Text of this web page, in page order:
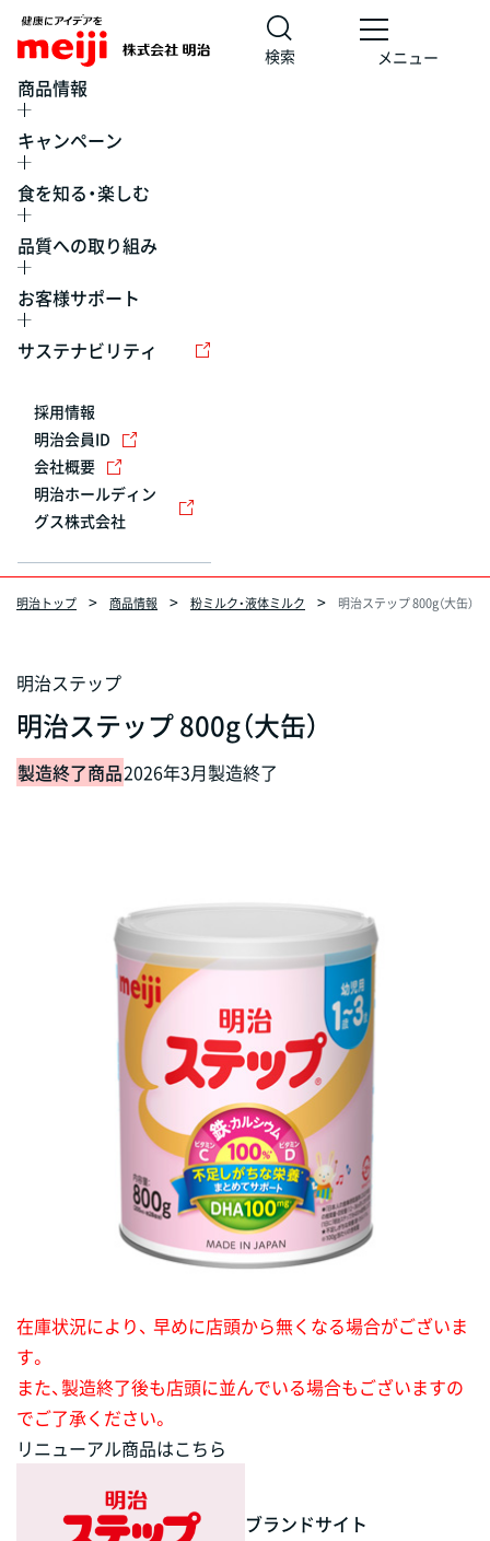
検索 メニュー
商品情報
キャンペーン
食を知る・楽しむ
品質への取り組み
お客様サポート
サステナビリティ
採用情報
明治会員ID
会社概要
明治ホールディン
グス株式会社
明治トップ 商品情報 粉ミルク・液体ミルク 明治ステップ 800g（大缶）
明治ステップ
明治ステップ 800g（大缶）
製造終了商品2026年3月製造終了
在庫状況により、 早めに店頭から無くなる場合がございま
す。
また、製造終了後も店頭に並んでいる場合もございますの
でご了承ください。
リニューアル商品はこちら
ブランドサイト